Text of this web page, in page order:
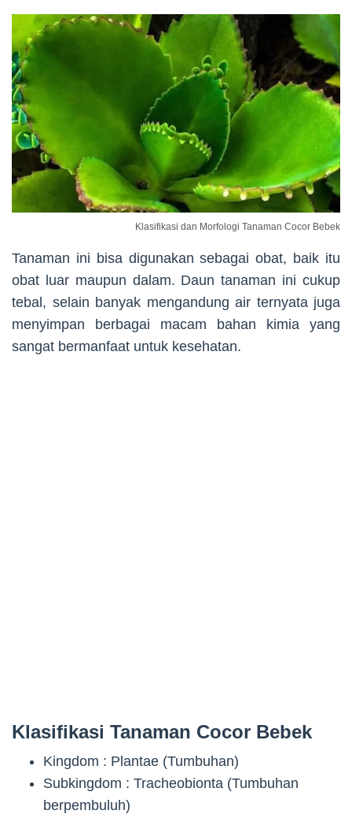
Klasifikasi dan Morfologi Tanaman Cocor Bebek
Tanaman ini bisa digunakan sebagai obat, baik itu
obat luar maupun dalam. Daun tanaman ini cukup
tebal, selain banyak mengandung air ternyata juga
menyimpan berbagai macam bahan kimia yang
sangat bermanfaat untuk kesehatan.
Klasifikasi Tanaman Cocor Bebek
Kingdom : Plantae (Tumbuhan)
Subkingdom : Tracheobionta (Tumbuhan
berpembuluh)